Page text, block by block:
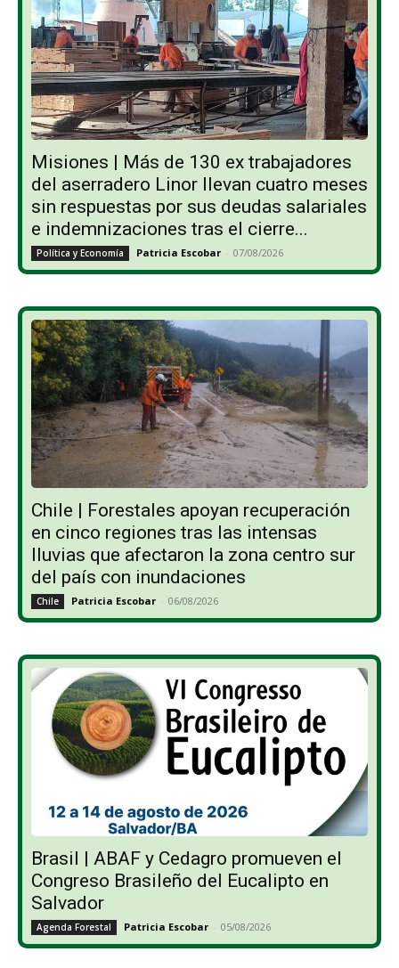
Misiones | Más de 130 ex trabajadores
del aserradero Linor llevan cuatro meses
sin respuestas por sus deudas salariales
e indemnizaciones tras el cierre...
Política y Economía Patricia Escobar - 07/08/2026
Chile | Forestales apoyan recuperación
en cinco regiones tras las intensas
lluvias que afectaron la zona centro sur
del país con inundaciones
Chile Patricia Escobar - 06/08/2026
Brasil | ABAF y Cedagro promueven el
Congreso Brasileño del Eucalipto en
Salvador
Agenda Forestal Patricia Escobar - 05/08/2026